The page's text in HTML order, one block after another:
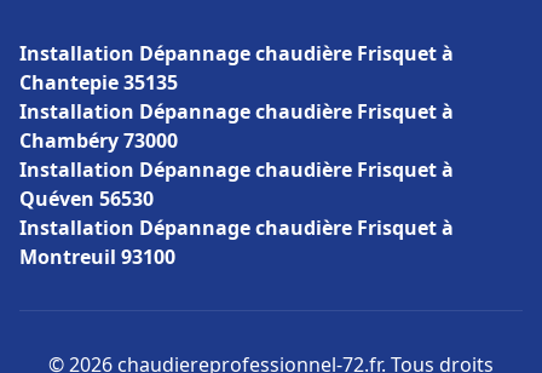
Installation Dépannage chaudière Frisquet à
Chantepie 35135
Installation Dépannage chaudière Frisquet à
Chambéry 73000
Installation Dépannage chaudière Frisquet à
Quéven 56530
Installation Dépannage chaudière Frisquet à
Montreuil 93100
© 2026 chaudiereprofessionnel-72.fr. Tous droits